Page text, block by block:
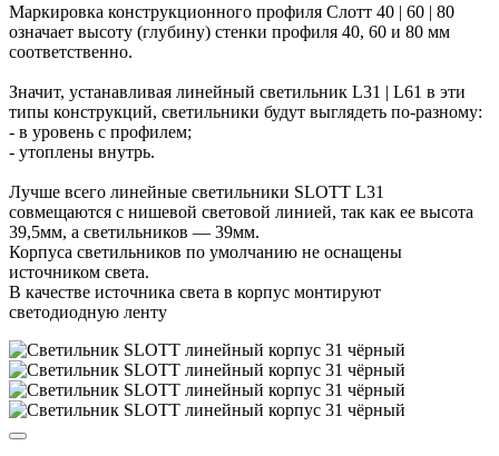
Маркировка конструкционного профиля Слотт 40 | 60 | 80
означает высоту (глубину) стенки профиля 40, 60 и 80 мм
соответственно.
Значит, устанавливая линейный светильник L31 | L61 в эти
типы конструкций, светильники будут выглядеть по-разному:
- в уровень с профилем;
- утоплены внутрь.
Лучше всего линейные светильники SLOTT L31
совмещаются с нишевой световой линией, так как ее высота
39,5мм, а светильников — 39мм.
Корпуса светильников по умолчанию не оснащены
источником света.
В качестве источника света в корпус монтируют
светодиодную ленту